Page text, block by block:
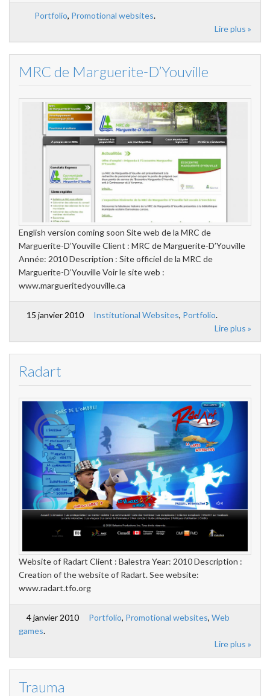
Portfolio, Promotional websites.
Lire plus »
MRC de Marguerite-D’Youville
English version coming soon Site web de la MRC de
Marguerite-D’Youville Client : MRC de Marguerite-D’Youville
Année: 2010 Description : Site officiel de la MRC de
Marguerite-D’Youville Voir le site web :
www.margueritedyouville.ca
15 janvier 2010 Institutional Websites, Portfolio.
Lire plus »
Radart
Website of Radart Client : Balestra Year: 2010 Description :
Creation of the website of Radart. See website:
www.radart.tfo.org
4 janvier 2010 Portfolio, Promotional websites, Web
games.
Lire plus »
Trauma